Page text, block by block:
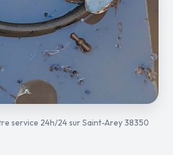
service 24h/24 sur Saint-Arey 38350